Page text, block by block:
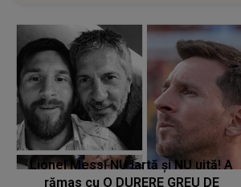
Lionel Messi NU iartă și NU uită! A
rămas cu O DURERE GREU DE